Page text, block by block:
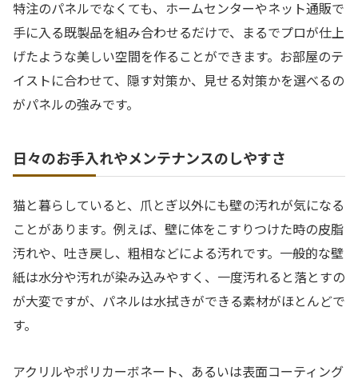
特注のパネルでなくても、ホームセンターやネット通販で
手に入る既製品を組み合わせるだけで、まるでプロが仕上
げたような美しい空間を作ることができます。お部屋のテ
イストに合わせて、隠す対策か、見せる対策かを選べるの
がパネルの強みです。
日々のお手入れやメンテナンスのしやすさ
猫と暮らしていると、爪とぎ以外にも壁の汚れが気になる
ことがあります。例えば、壁に体をこすりつけた時の皮脂
汚れや、吐き戻し、粗相などによる汚れです。一般的な壁
紙は水分や汚れが染み込みやすく、一度汚れると落とすの
が大変ですが、パネルは水拭きができる素材がほとんどで
す。
アクリルやポリカーボネート、あるいは表面コーティング